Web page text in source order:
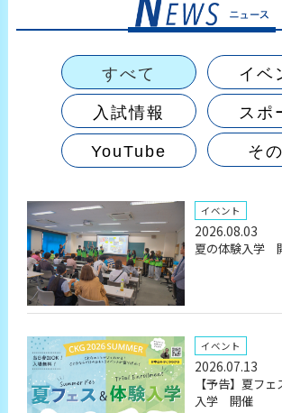
すべて イベ
入試情報 スポ
YouTube そ
イベント
2026.08.03
夏の体験入学
イベント
2026.07.13
【予告】夏フ
入学 開催